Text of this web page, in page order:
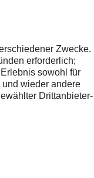
Zwecke.
erforderlich;
sowohl für
und wieder andere
Drittanbieter-